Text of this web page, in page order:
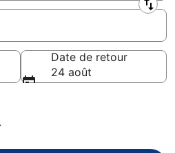
Date de retour
24 août